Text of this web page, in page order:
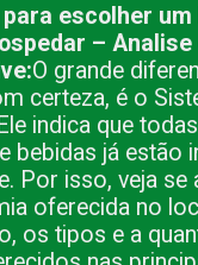
escolher um
– Analise
O grande
certeza, é o
indica que
bebidas já estão
Por isso, veja se
oferecida no
os tipos e a